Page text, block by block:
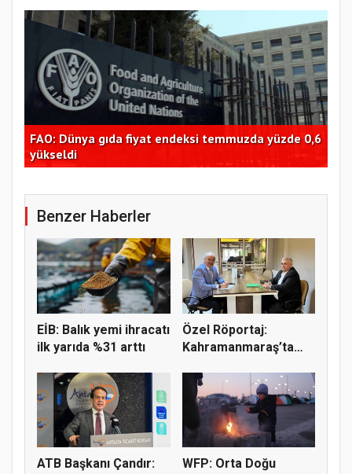
FAO: Dünya gıda fiyat endeksi temmuzda yüzde 0,6
yükseldi
Benzer Haberler
EİB: Balık yemi ihracatı
ilk yarıda %31 arttı
Özel Röportaj:
Kahramanmaraş’ta
ATB Başkanı Çandır:
WFP: Orta Doğu